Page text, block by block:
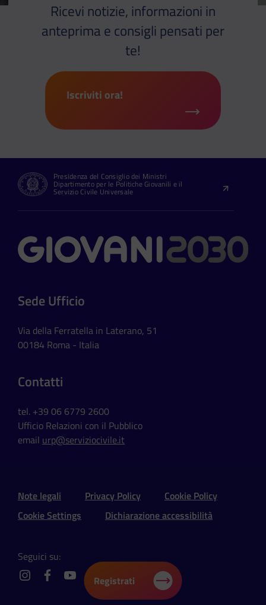
Ricevi notizie, informazioni in
anteprima e consigli pensati per
te!
Iscriviti ora!
Registrati
Presidenza del Consiglio dei Ministri
Dipartimento per le Politiche Giovanili e il
Servizio Civile Universale
Contatti
Sede Ufficio
Via della Ferratella in Laterano, 51
00184 Roma - Italia
Contatti
tel. +39 06 6779 2600
Ufficio Relazioni con il Pubblico
email urp@serviziocivile.it
Sezione Link Utili e Social
Note legali Privacy Policy
Cookie Policy
Cookie Settings
Dichiarazione accessibilità
Seguici su:
instagramfacebookyoutube